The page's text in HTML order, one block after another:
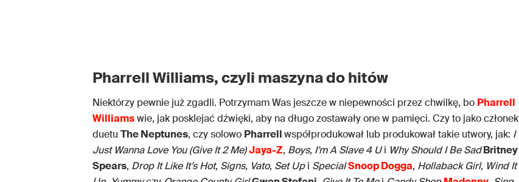
Pharrell Williams, czyli maszyna do hitów
Niektórzy pewnie już zgadli. Potrzymam Was jeszcze w niepewności przez chwilkę, bo Pharrell
Williamswie, jak posklejać dźwięki, aby na długo zostawały one w pamięci. Czy to jako członek
duetu The Neptunes, czy solowo Pharrellwspółprodukował lub produkował takie utwory, jak: I
Just Wanna Love You (Give It 2 Me)Jaya-Z, Boys, I’m A Slave 4 Ui Why Should I Be SadBritney
Spears, Drop It Like It’s Hot, Signs, Vato, Set Upi SpecialSnoop Dogga, Hollaback Girl, Wind It